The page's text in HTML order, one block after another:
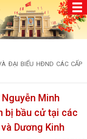
ĐẠI BIỂU HĐND CÁC CẤP
Minh
bị bầu cử tại các
Dương Kinh